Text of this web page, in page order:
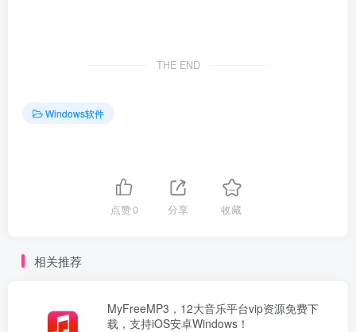
THE END
Windows软件
点赞0 分享 收藏
相关推荐
MyFreeMP3，12大音乐平台vip资源免费下
载，支持iOS安卓Windows！